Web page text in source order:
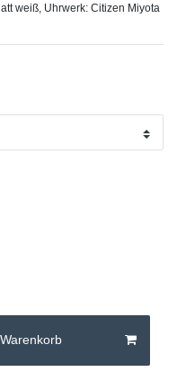
weiß, Uhrwerk: Citizen Miyota